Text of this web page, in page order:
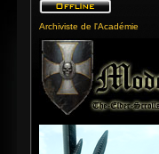
Archiviste de l'Académie